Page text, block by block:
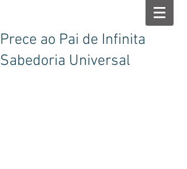
Prece ao Pai de Infinita
Sabedoria Universal